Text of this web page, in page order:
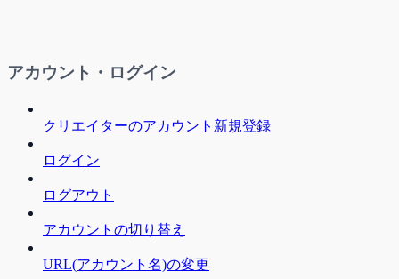
アカウント・ログイン
クリエイターのアカウント新規登録
ログイン
ログアウト
アカウントの切り替え
URL(アカウント名)の変更